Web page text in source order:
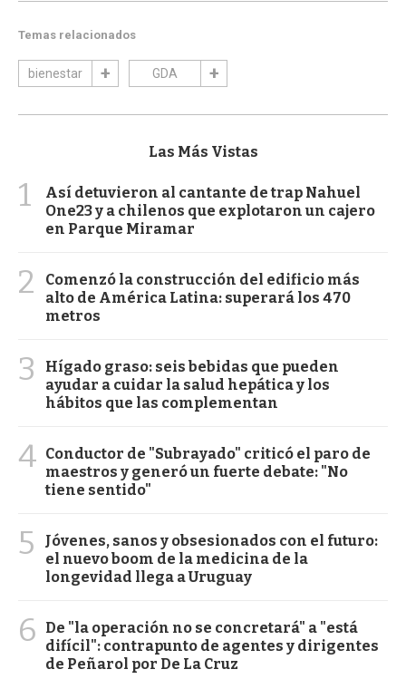
Temas relacionados
bienestar GDA
Las Más Vistas
1
Así detuvieron al cantante de trap Nahuel
One23 y a chilenos que explotaron un cajero
en Parque Miramar
2
Comenzó la construcción del edificio más
alto de América Latina: superará los 470
metros
3
Hígado graso: seis bebidas que pueden
ayudar a cuidar la salud hepática y los
hábitos que las complementan
4 Conductor de "Subrayado" criticó el paro de
maestros y generó un fuerte debate: "No
tiene sentido"
5
Jóvenes, sanos y obsesionados con el futuro:
el nuevo boom de la medicina de la
longevidad llega a Uruguay
6
De "la operación no se concretará" a "está
difícil": contrapunto de agentes y dirigentes
de Peñarol por De La Cruz